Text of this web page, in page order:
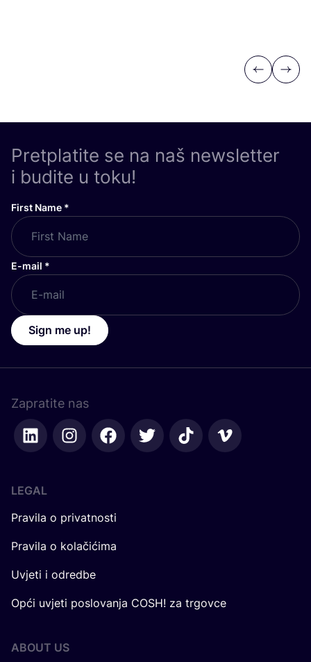
Previous
Next
Pretplatite se na naš newsletter
i budite u toku!
First Name *
E-mail *
Sign me up!
Zapratite nas
LEGAL
Pravila o privatnosti
Pravila o kolačićima
Uvjeti i odredbe
Opći uvjeti poslovanja COSH! za trgovce
ABOUT US